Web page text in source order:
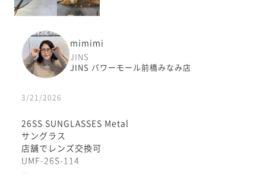
mimimi
JINS
JINS パワーモール前橋みなみ店
3/21/2026
26SS SUNGLASSES Metal
サングラス
店舗でレンズ交換可
UMF-26S-114